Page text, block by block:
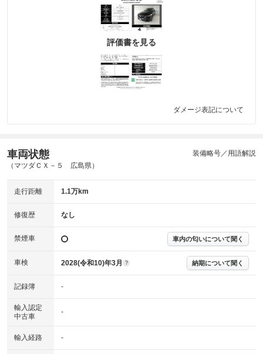
評価書を見る
ダメージ表記について
車両状態
（マツダＣＸ－５ 広島県）
装備略号／用語解説
走行距離 1.1万km
修復歴 なし
禁煙車 車内の匂いについて聞く
車検 2028(令和10)年3月 ? 納期について聞く
記録簿 -
輸入認定
中古車
-
輸入経路 -